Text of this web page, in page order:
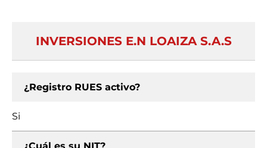
INVERSIONES E.N LOAIZA S.A.S
¿Registro RUES activo?
Si